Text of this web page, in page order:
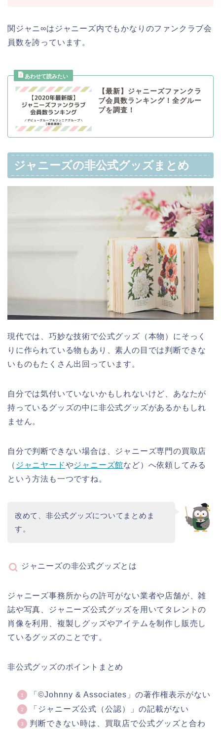
関ジャニ∞はジャニーズ内でもかなりのファンクラブ会
員数を誇っています。
【最新】ジャニーズファンクラ
ブ会員数ランキング！全グルー
プを調査！
ジャニーズの非公式グッズまとめ
現代では、巧妙な技術で公式グッズ（本物）にそっく
りに作られている物もあり、素人の目では判断できな
いものもたくさん出回っています。
自分では気付いていないかもしれないけど、あなたが
持っているグッズの中に非公式グッズがあるかもしれ
ません。
自分で判断できない場合は、ジャニーズ専門の買取店
（ ジャニヤードやジャニーズ館など）へ依頼してみる
という方法も一つですね。
改めて、非公式グッズについてまとめま
す。
ジャニーズの非公式グッズとは
ジャニーズ事務所からの許可がない業者や店舗が、雑
誌や写真、ジャニーズ公式グッズを用いてタレントの
肖像を利用、複製しグッズやアイテムを制作し販売し
ているグッズのことです。
非公式グッズのポイントまとめ
「©Johnny & Associates」の著作権表示がない
「ジャニーズ公式（公認）」の記載がない
判断できない時は、買取店で公式グッズと合わ